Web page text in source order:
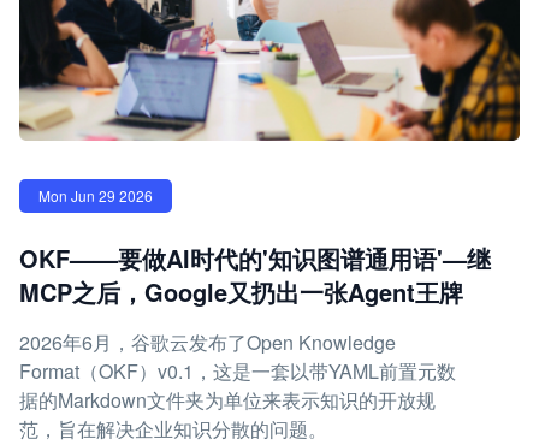
Mon Jun 29 2026
OKF——要做AI时代的'知识图谱通用语'—继
MCP之后，Google又扔出一张Agent王牌
2026年6月，谷歌云发布了Open Knowledge
Format（OKF）v0.1，这是一套以带YAML前置元数
据的Markdown文件夹为单位来表示知识的开放规
范，旨在解决企业知识分散的问题。